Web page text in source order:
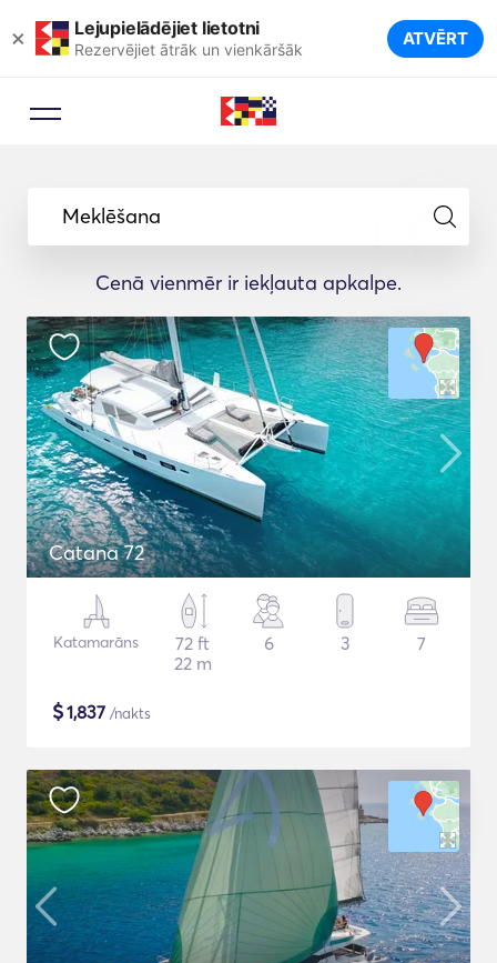
× Lejupielādējiet lietotni
Rezervējiet ātrāk un vienkāršāk ATVĒRT
Meklēšana
Cenā vienmēr ir iekļauta apkalpe.
Catana 72
Katamarāns
72 ft
22 m
6 3 7
$1,837 /nakts